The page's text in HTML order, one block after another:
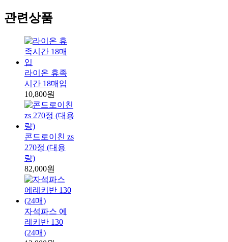
관련상품
라이온 휴족
시간 18매입
10,800원
콘드로이친 zs
270정 (대용
량)
82,000원
자석파스 에
레키반 130
(24매)